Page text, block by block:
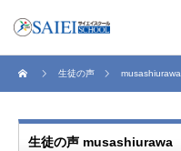
生徒の声 musashiurawa
生徒の声 musashiurawa